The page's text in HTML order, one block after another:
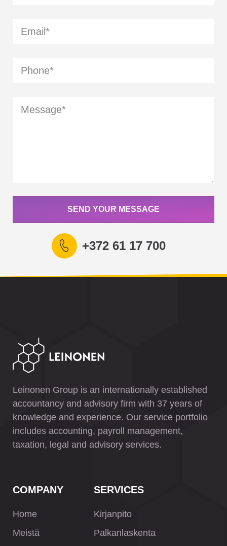
SEND YOUR MESSAGE
+372 61 17 700
Leinonen Group is an internationally established
accountancy and advisory firm with 37 years of
knowledge and experience. Our service portfolio
includes accounting, payroll management,
taxation, legal and advisory services.
COMPANY
Home
Meistä
SERVICES
Kirjanpito
Palkanlaskenta